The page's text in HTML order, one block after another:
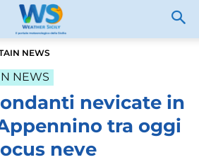
NEWS
NEWS
nevicate in
tra oggi
neve